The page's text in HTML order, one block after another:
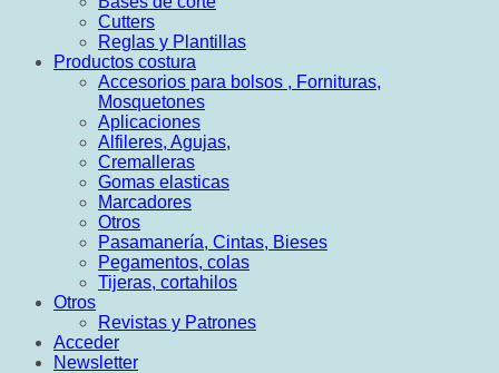
Cutters
Reglas y Plantillas
Productos costura
Accesorios para bolsos , Fornituras,
Mosquetones
Aplicaciones
Alfileres, Agujas,
Cremalleras
Gomas elasticas
Marcadores
Otros
Pasamanería, Cintas, Bieses
Pegamentos, colas
Tijeras, cortahilos
Otros
Revistas y Patrones
Acceder
Newsletter